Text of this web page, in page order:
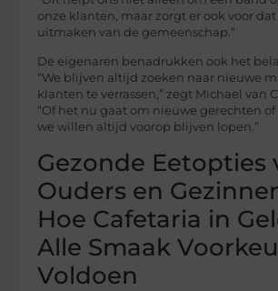
onze klanten, maar zorgt er ook voor dat
uitmaken van de gemeenschap.”
De eigenaren benadrukken ook het
“We blijven altijd zoeken naar nieuwe
klanten te verrassen,” zegt Michael van
“Of het nu gaat om nieuwe gerechten of
we willen altijd voorop blijven lopen.”
Gezonde Eetopties
Ouders en
Hoe Cafetaria in
Alle Smaak
Voldoen